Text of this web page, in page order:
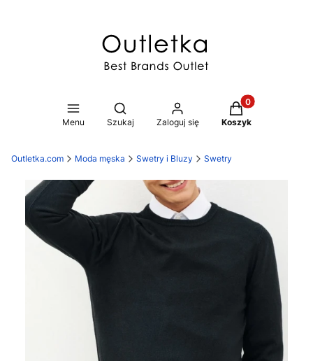
Menu
Otwórz wyszukiwarkę
Szukaj Zaloguj się
Produkty w
Koszyk
Outletka.com Moda męska Swetry i Bluzy Swetry